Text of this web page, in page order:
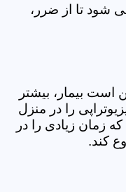
شود تا از ضرر،
است بیمار، بیشتر
را در منزل
زمان زیادی را در
کند.